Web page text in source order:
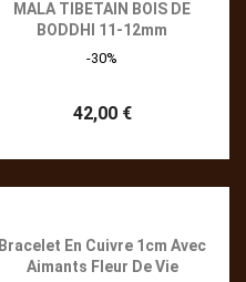
MALA TIBETAIN BOIS DE
BODDHI 11-12mm
-30%
42,00 €
Bracelet En Cuivre 1cm Avec
Aimants Fleur De Vie